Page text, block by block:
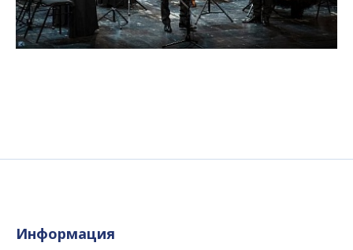
Информация